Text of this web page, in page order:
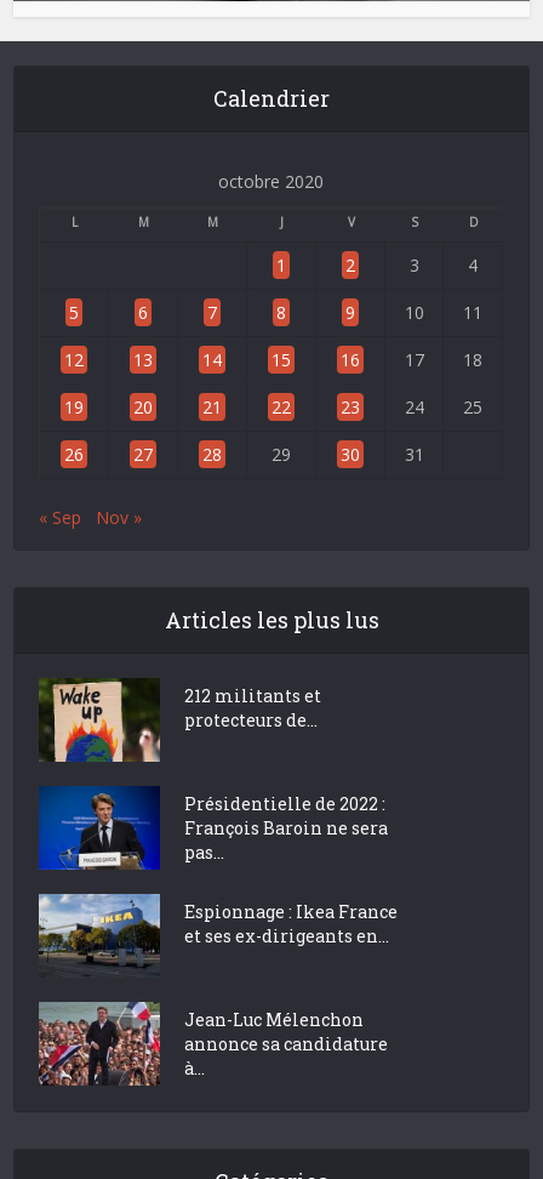
Calendrier
octobre 2020
L M M J V S D
1 2 3 4
5 6 7 8 9 10 11
12 13 14 15 16 17 18
19 20 21 22 23 24 25
26 27 28 29 30 31
« Sep Nov »
Articles les plus lus
212 militants et
protecteurs de...
Présidentielle de 2022 :
François Baroin ne sera
pas...
Espionnage : Ikea France
et ses ex-dirigeants en...
Jean-Luc Mélenchon
annonce sa candidature
à...